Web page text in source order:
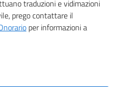
traduzioni e vidimazioni
prego contattare il
per informazioni a